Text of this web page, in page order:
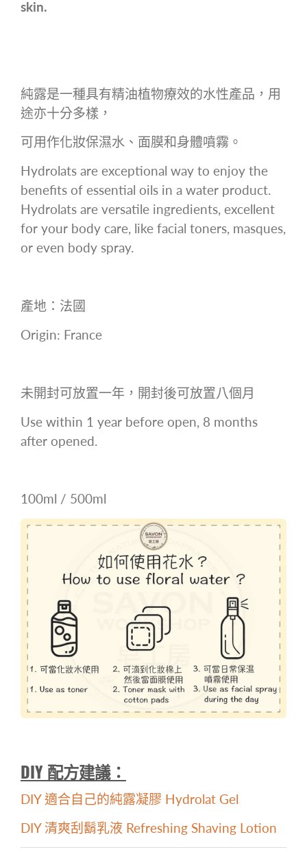
skin.
純露是⼀種具有精油植物療效的⽔性產品，⽤
途亦⼗分多樣，
可⽤作化妝保濕⽔、⾯膜和⾝體噴霧。
Hydrolats are exceptional way to enjoy the
benefits of essential oils in a water product.
Hydrolats are versatile ingredients, excellent
for your body care, like facial toners, masques,
or even body spray.
產地：法國
Origin: France
未開封可放置⼀年，開封後可放置⼋個⽉
Use within 1 year before open, 8 months
after opened.
100ml / 500ml
DIY 配方建議：
DIY 適合自己的純露凝膠 Hydrolat Gel
DIY 清爽刮鬍乳液 Refreshing Shaving Lotion